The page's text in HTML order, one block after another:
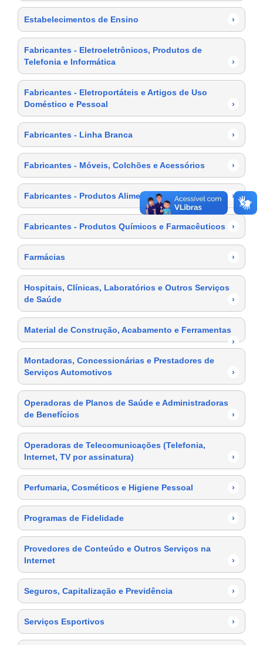
Estabelecimentos de Ensino ›
Fabricantes - Eletroeletrônicos, Produtos de
Telefonia e Informática
›
Fabricantes - Eletroportáteis e Artigos de Uso
Doméstico e Pessoal
›
Fabricantes - Linha Branca ›
Fabricantes - Móveis, Colchões e Acessórios ›
Fabricantes - Produtos Alimentícios ›
Fabricantes - Produtos Químicos e Farmacêuticos ›
Farmácias ›
Hospitais, Clínicas, Laboratórios e Outros Serviços
de Saúde
›
Material de Construção, Acabamento e Ferramentas
›
Montadoras, Concessionárias e Prestadores de
Serviços Automotivos
›
Operadoras de Planos de Saúde e Administradoras
de Benefícios
›
Operadoras de Telecomunicações (Telefonia,
Internet, TV por assinatura)
›
Perfumaria, Cosméticos e Higiene Pessoal ›
Programas de Fidelidade ›
Provedores de Conteúdo e Outros Serviços na
Internet
›
Seguros, Capitalização e Previdência ›
Serviços Esportivos ›